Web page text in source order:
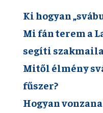
Ki hogyan
Mi fán terem a
segíti
Mitől élmény
fűszer?
Hogyan